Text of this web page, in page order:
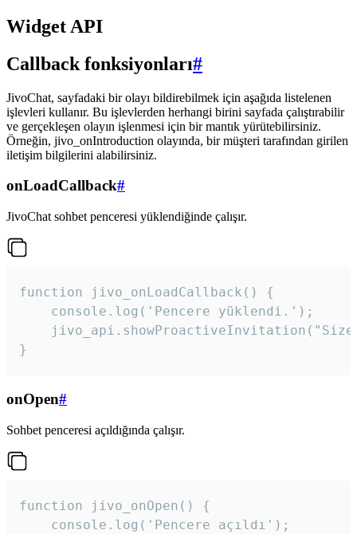
Widget API
Callback fonksiyonları#
JivoChat, sayfadaki bir olayı bildirebilmek için aşağıda listelenen
işlevleri kullanır. Bu işlevlerden herhangi birini sayfada çalıştırabilir
ve gerçekleşen olayın işlenmesi için bir mantık yürütebilirsiniz.
Örneğin, jivo_onIntroduction olayında, bir müşteri tarafından girilen
iletişim bilgilerini alabilirsiniz.
onLoadCallback#
JivoChat sohbet penceresi yüklendiğinde çalışır.
function jivo_onLoadCallback() {
    console.log('Pencere yüklendi.');
}
onOpen#
Sohbet penceresi açıldığında çalışır.
function jivo_onOpen() {
    console.log('Pencere açıldı');